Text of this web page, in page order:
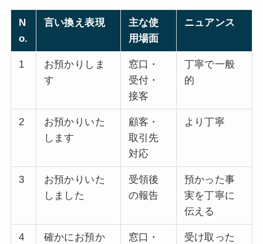
N
o.
言い換え表現
主な使
用場面
ニュアンス
1
お預かりしま
す
窓口・
受付・
接客
丁寧で一般
的
2
お預かりいた
します
顧客・
取引先
対応
より丁寧
3
お預かりいた
しました
受領後
の報告
預かった事
実を丁寧に
伝える
4
確かにお預か
窓口・
受け取った